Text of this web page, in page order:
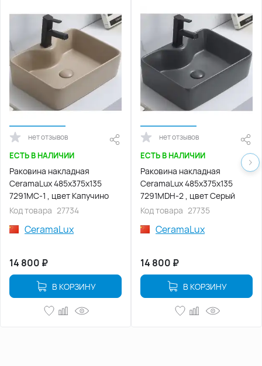
нет отзывов
ЕСТЬ В НАЛИЧИИ
Раковина накладная
CeramaLux 485х375х135
7291MC-1 , цвет Капучино
Код товара 27734
CeramaLux
14 800 ₽
В КОРЗИНУ
нет отзывов
ЕСТЬ В НАЛИЧИИ
Раковина накладная
CeramaLux 485х375х135
7291MDH-2 , цвет Серый
Код товара 27735
CeramaLux
14 800 ₽
В КОРЗИНУ